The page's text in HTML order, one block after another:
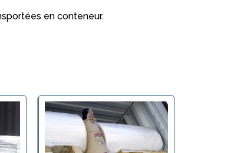
en conteneur.